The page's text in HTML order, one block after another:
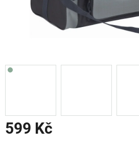
599 Kč